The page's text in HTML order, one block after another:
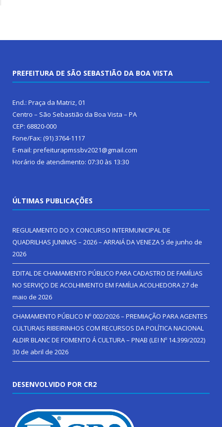
PREFEITURA DE SÃO SEBASTIÃO DA BOA VISTA
End.: Praça da Matriz, 01
Centro – São Sebastião da Boa Vista – PA
CEP: 68820-000
Fone/Fax: (91) 3764-1117
E-mail: prefeiturapmssbv2021@gmail.com
Horário de atendimento: 07:30 às 13:30
ÚLTIMAS PUBLICAÇÕES
REGULAMENTO DO X CONCURSO INTERMUNICIPAL DE
QUADRILHAS JUNINAS – 2026 – ARRAIÁ DA VENEZA5 de junho de
2026
EDITAL DE CHAMAMENTO PÚBLICO PARA CADASTRO DE FAMÍLIAS
NO SERVIÇO DE ACOLHIMENTO EM FAMÍLIA ACOLHEDORA27 de
maio de 2026
CHAMAMENTO PÚBLICO Nº 002/2026 – PREMIAÇÃO PARA AGENTES
CULTURAIS RIBEIRINHOS COM RECURSOS DA POLÍTICA NACIONAL
ALDIR BLANC DE FOMENTO Á CULTURA – PNAB (LEI Nº 14.399/2022)
30 de abril de 2026
DESENVOLVIDO POR CR2